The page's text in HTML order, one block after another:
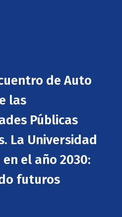
de Auto
las
Públicas
La Universidad
en el año 2030:
futuros